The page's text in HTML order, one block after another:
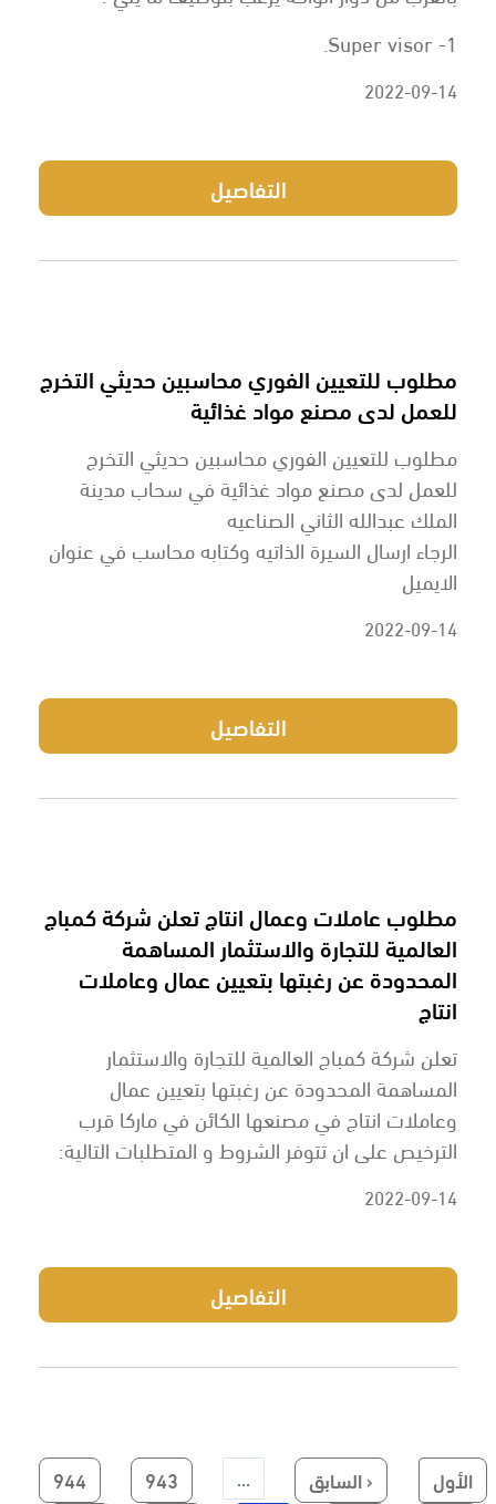
1- Super visor.
2022-09-14
التفاصيل
مطلوب للتعيين الفوري محاسبين حديثي التخرج
للعمل لدى مصنع مواد غذائية
مطلوب للتعيين الفوري محاسبين حديثي التخرج
للعمل لدى مصنع مواد غذائية في سحاب مدينة
الملك عبدالله الثاني الصناعيه
الرجاء ارسال السيرة الذاتيه وكتابه محاسب في عنوان
الايميل
2022-09-14
التفاصيل
مطلوب عاملات وعمال انتاج تعلن شركة كمباج
العالمية للتجارة والاستثمار المساهمة
المحدودة عن رغبتها بتعيين عمال وعاملات
انتاج
تعلن شركة كمباج العالمية للتجارة والاستثمار
المساهمة المحدودة عن رغبتها بتعيين عمال
وعاملات انتاج في مصنعها الكائن في ماركا قرب
الترخيص على ان تتوفر الشروط و المتطلبات التالية:
2022-09-14
التفاصيل
First page
الأول Previous page
‹ السابق … الصفحة
943 الصفحة
944